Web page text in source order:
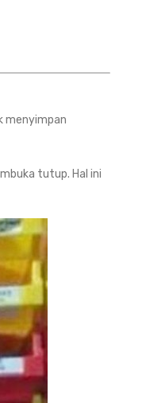
menyimpan
tutup. Hal ini